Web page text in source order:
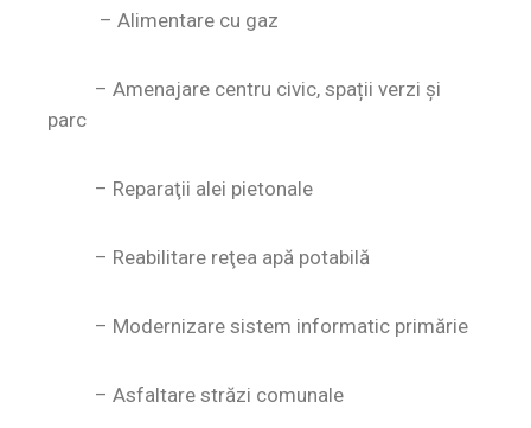
– Alimentare cu gaz
– Amenajare centru civic, spații verzi şi
parc
– Reparaţii alei pietonale
– Reabilitare reţea apă potabilă
– Modernizare sistem informatic primărie
– Asfaltare străzi comunale